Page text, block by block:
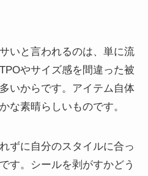
いと言われるのは、単に流
やサイズ感を間違った被
いからです。アイテム自体
な素晴らしいものです。
ずに自分のスタイルに合っ
す。シールを剥がすかどう